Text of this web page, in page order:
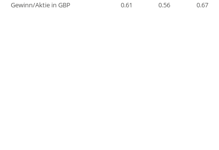
Gewinn/Aktie in GBP
0.61 0.56 0.67